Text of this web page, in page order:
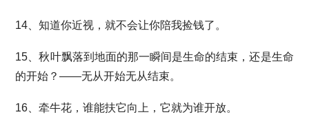
14、知道你近视，就不会让你陪我捡钱了。
15、秋叶飘落到地面的那一瞬间是生命的结束，还是生命
的开始？——无从开始无从结束。
16、牵牛花，谁能扶它向上，它就为谁开放。